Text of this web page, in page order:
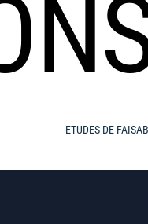
ETUDES DE